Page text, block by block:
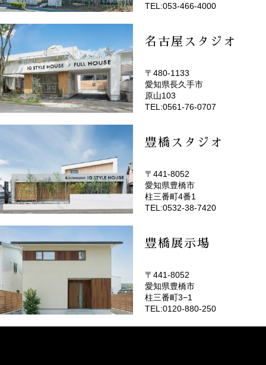
TEL:053-466-4000
名古屋スタジオ
(EMOTOP名古屋)
〒480-1133
愛知県長久手市
原山103
TEL:0561-76-0707
豊橋スタジオ
(EMOTOP豊橋)
〒441-8052
愛知県豊橋市
柱三番町4番1
TEL:0532-38-7420
豊橋展示場
〒441-8052
愛知県豊橋市
柱三番町3−1
TEL:0120-880-250